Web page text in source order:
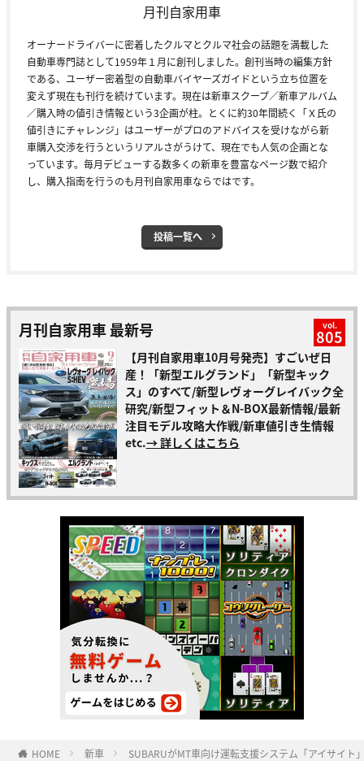
月刊自家用車
オーナードライバーに密着したクルマとクルマ社会の話題を満載した
自動車専門誌として1959年１月に創刊しました。創刊当時の編集方針
である、ユーザー密着型の自動車バイヤーズガイドという立ち位置を
変えず現在も刊行を続けています。現在は新車スクープ／新車アルバム
／購入時の値引き情報という3企画が柱。とくに約30年間続く「Ｘ氏の
値引きにチャレンジ」はユーザーがプロのアドバイスを受けながら新
車購入交渉を行うというリアルさがうけて、現在でも人気の企画とな
っています。毎月デビューする数多くの新車を豊富なページ数で紹介
し、購入指南を行うのも月刊自家用車ならではです。
投稿一覧へ
月刊自家用車 最新号 vol.
805
【月刊自家用車10月号発売】すごいぜ日
産！「新型エルグランド」「新型キック
ス」のすべて/新型レヴォーグレイバック全
研究/新型フィット＆N-BOX最新情報/最新
注目モデル攻略大作戦/新車値引き生情報
etc.→ 詳しくはこちら
HOME 新車 SUBARUがMT車向け運転支援システム「アイサイト